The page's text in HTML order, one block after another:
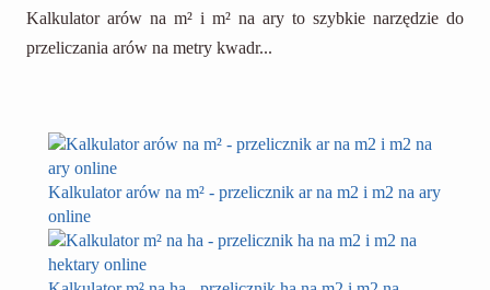
Kalkulator arów na m² i m² na ary to szybkie narzędzie do
przeliczania arów na metry kwadr...
Kalkulator arów na m² - przelicznik ar na m2 i m2 na ary
online